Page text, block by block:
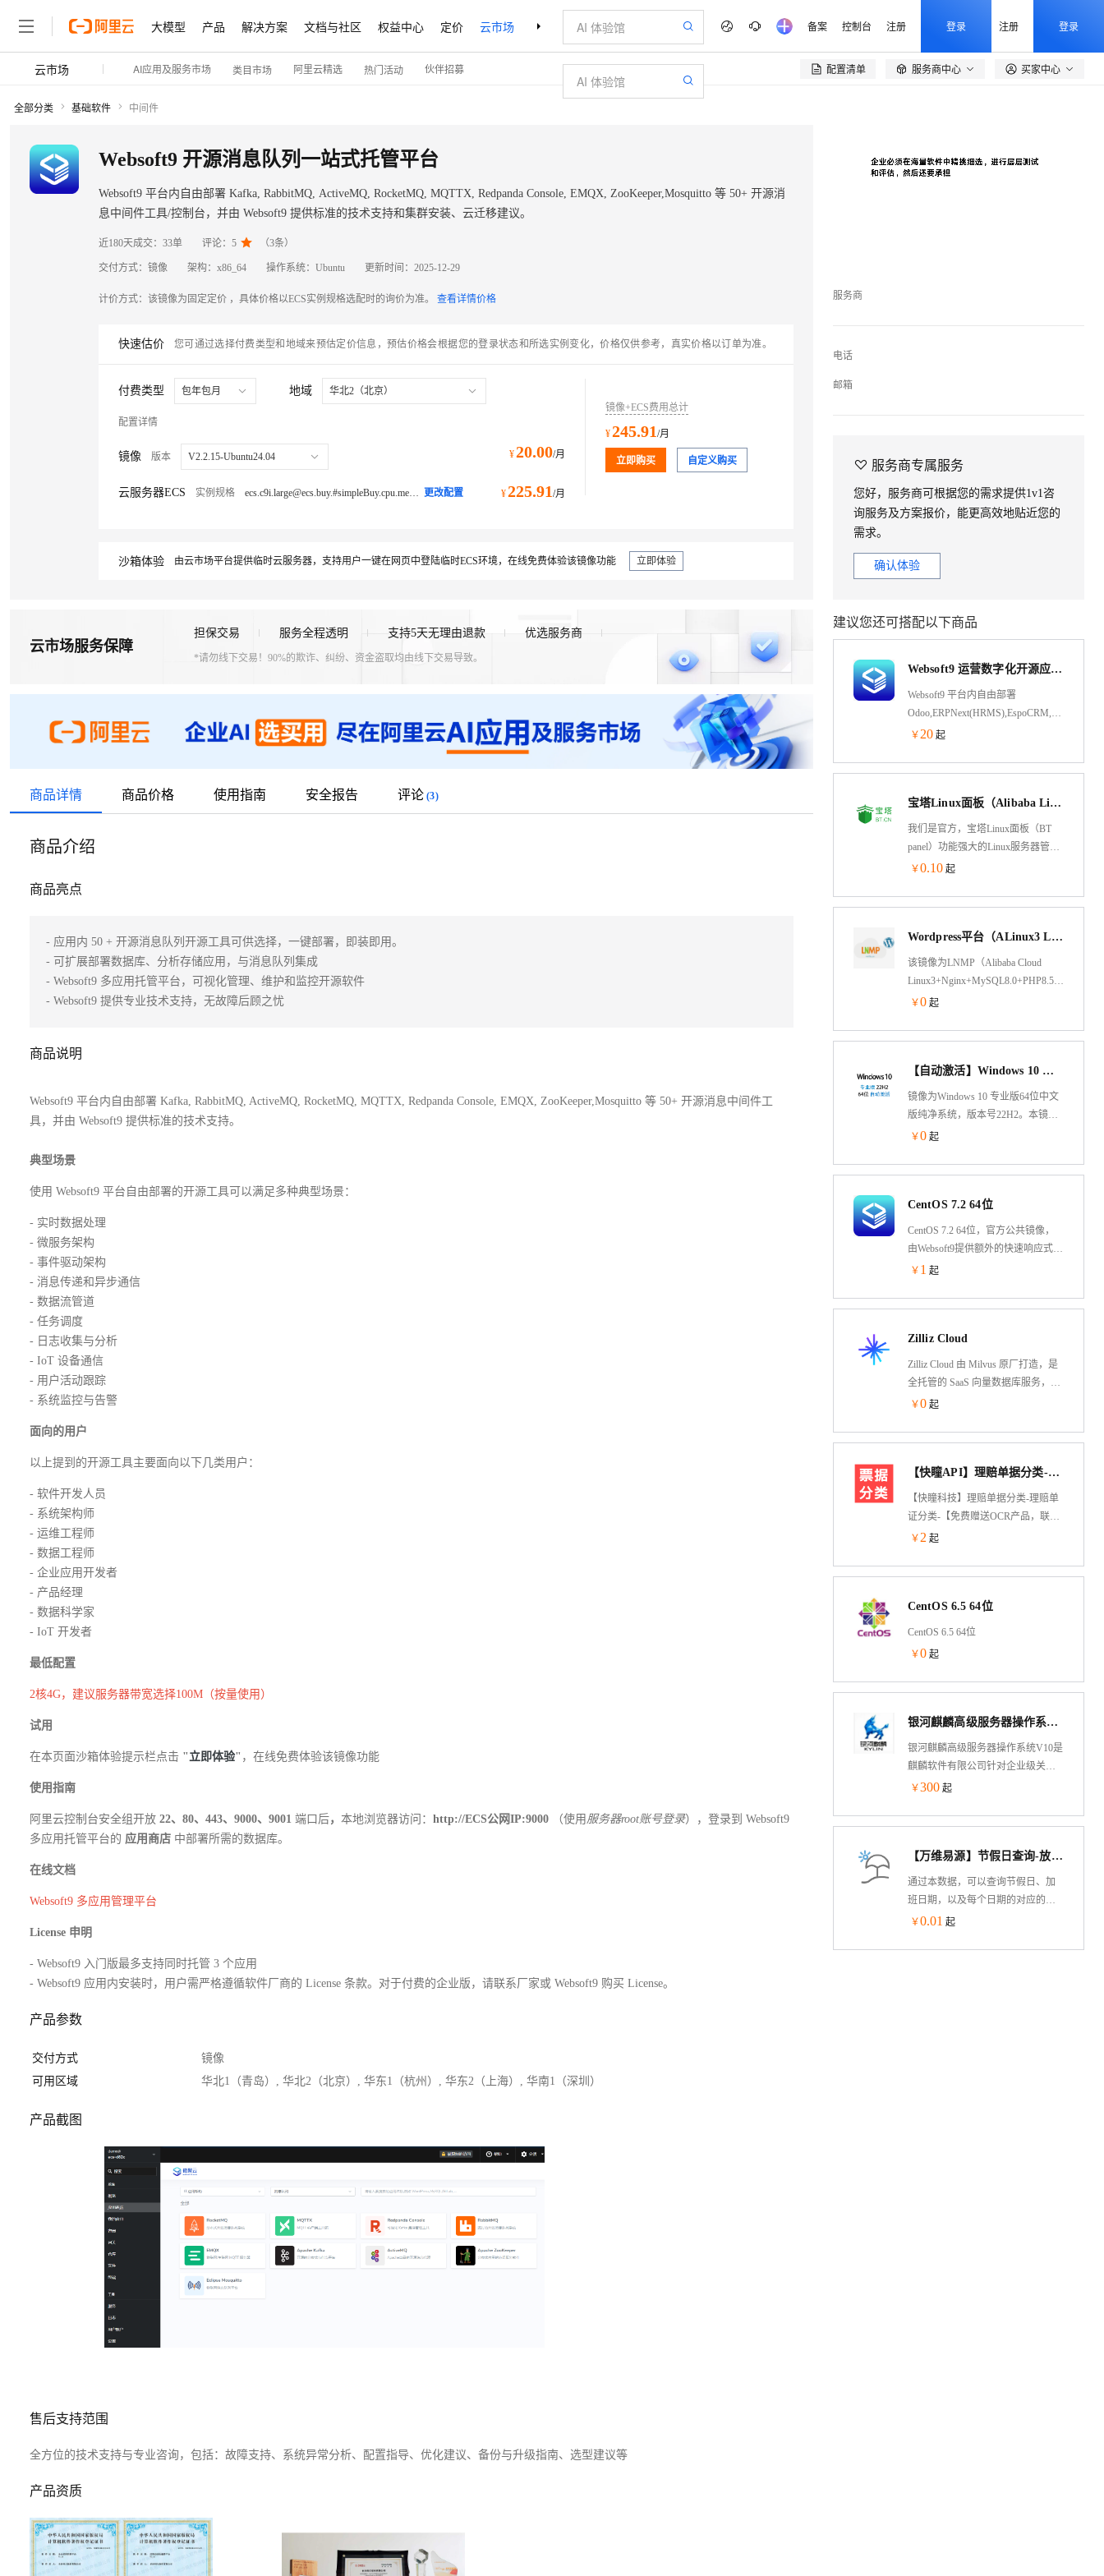
大模型 产品 解决方案 文档与社区 权益中心 定价 云市场 合作伙伴 支持与服务 了解阿里云 备案 控制台 注册 登录 注册 登录
云市场 AI应用及服务市场 类目市场 阿里云精选 热门活动 伙伴招募 配置清单  服务商中心 买家中心
全部分类 基础软件 中间件
Websoft9 开源消息队列一站式托管平台
Websoft9 平台内自由部署 Kafka, RabbitMQ, ActiveMQ, RocketMQ, MQTTX, Redpanda Console, EMQX, ZooKeeper,Mosquitto 等 50+ 开源消
息中间件工具/控制台，并由 Websoft9 提供标准的技术支持和集群安装、云迁移建议。
近180天成交： 33单 评论： 5  （3条）
交付方式： 镜像 架构： x86_64 操作系统： Ubuntu 更新时间： 2025-12-29
计价方式： 该镜像为固定定价 ，具体价格以ECS实例规格选配时的询价为准。 查看详情价格
快速估价 您可通过选择付费类型和地域来预估定价信息，预估价格会根据您的登录状态和所选实例变化，价格仅供参考，真实价格以订单为准。
付费类型 包年包月 地域 华北2（北京）
配置详情
镜像 版本 V2.2.15-Ubuntu24.04 ¥20.00/月
云服务器ECS 实例规格 ecs.c9i.large@ecs.buy.#simpleBuy.cpu.memory计算型 c9i 更改配置 ¥225.91 /月
镜像+ECS费用总计
¥245.91 /月
立即购买 自定义购买
沙箱体验 由云市场平台提供临时云服务器，支持用户一键在网页中登陆临时ECS环境，在线免费体验该镜像功能 立即体验
云市场服务保障
担保交易 服务全程透明 支持5天无理由退款 优选服务商
*请勿线下交易！90%的欺诈、纠纷、资金盗取均由线下交易导致。
商品详情 商品价格 使用指南 安全报告 评论 (3)
商品介绍
商品亮点
- 应用内 50 + 开源消息队列开源工具可供选择，一键部署，即装即用。
- 可扩展部署数据库、分析存储应用，与消息队列集成
- Websoft9 多应用托管平台，可视化管理、维护和监控开源软件
- Websoft9 提供专业技术支持，无故障后顾之忧
商品说明
Websoft9 平台内自由部署 Kafka, RabbitMQ, ActiveMQ, RocketMQ, MQTTX, Redpanda Console, EMQX, ZooKeeper,Mosquitto 等 50+ 开源消息中间件工
具，并由 Websoft9 提供标准的技术支持。
典型场景
使用 Websoft9 平台自由部署的开源工具可以满足多种典型场景：
- 实时数据处理
- 微服务架构
- 事件驱动架构
- 消息传递和异步通信
- 数据流管道
- 任务调度
- 日志收集与分析
- IoT 设备通信
- 用户活动跟踪
- 系统监控与告警
面向的用户
以上提到的开源工具主要面向以下几类用户：
- 软件开发人员
- 系统架构师
- 运维工程师
- 数据工程师
- 企业应用开发者
- 产品经理
- 数据科学家
- IoT 开发者
最低配置
2核4G，建议服务器带宽选择100M（按量使用）
试用
在本页面沙箱体验提示栏点击 "立即体验" ，在线免费体验该镜像功能
使用指南
阿里云控制台安全组开放 22、80、443、9000、9001 端口后， 本地浏览器访问： http://ECS公网IP:9000 （使用 服务器root账号登录），登录到 Websoft9
多应用托管平台的 应用商店 中部署所需的数据库。
在线文档
Websoft9 多应用管理平台
License 申明
- Websoft9 入门版最多支持同时托管 3 个应用
- Websoft9 应用内安装时，用户需严格遵循软件厂商的 License 条款。对于付费的企业版，请联系厂家或 Websoft9 购买 License。
产品参数
交付方式
镜像
可用区域
华北1（青岛）, 华北2（北京）, 华东1（杭州）, 华东2（上海）, 华南1（深圳）
产品截图
售后支持范围
全方位的技术支持与专业咨询，包括：故障支持、系统异常分析、配置指导、优化建议、备份与升级指南、选型建议等
产品资质
服务商
电话
邮箱
 服务商专属服务
您好，服务商可根据您的需求提供1v1咨
询服务及方案报价，能更高效地贴近您的
需求。
确认体验
建议您还可搭配以下商品
Websoft9 运营数字化开源应用汇聚平台（入门版）Odoo/ERPNext+HRMS
Websoft9 平台内自由部署
等 300+开源工具，包含企业管理、
￥ 20 起
宝塔Linux面板（Alibaba Linux3操作系统/LAMP/LNMP/Java/Node/服务器管理/BT Panel）
我们是官方，宝塔Linux面板（BT
panel）功能强大的Linux服务器管理
软件，一键部署：
Alibaba Cloud Linux
3/Centos/Debian/Ubuntu。专注于服务
注册用户使用宝塔，持续更新维护8
年，值得信赖
￥0.10 起
Wordpress平台（ALinux3 LNMP PHP）
该镜像为LNMP（Alibaba Cloud
Linux3+Nginx+MySQL8.0+PHP8.5）
架构，jemalloc优化内存管理，脚本
￥0 起
【自动激活】Windows 10 专业版 中文稳定版 2026年7月更新 v22H2 64位win10
镜像为Windows 10 专业版64位中文
版纯净系统，版本号22H2。本镜像
为Win10自动激活版本，该Windows
更加稳定。
￥0 起
CentOS 7.2 64位
CentOS 7.2 64位，官方公共镜像，
由Websoft9提供额外的快速响应式技
术支持
￥ 1 起
Zilliz Cloud
Zilliz Cloud 由 Milvus 原厂打造，是
全托管的 SaaS 向量数据库服务，提
供深度优化、开箱即用的 Milvus 体
提供运维、优化及综合支持。
￥0 起
【快瞳API】理赔单据分类-理赔单证分类-医疗票据分类-理赔报销分类-卡证分类_医保单证分类-单据分拣-发票...
【快瞳科技】理赔单据分类-理赔单
证分类-【免费赠送OCR产品，联系
客服领取】医疗票据分类-理赔报销
票、电子票、理赔申请单、结算
单、清单、出院小结、增值税发
照、病案首页、检验化验单、检查
报告单、诊断证明住院清单、门诊
存折、结婚证、意外证明、事故证
类。支持私有化部署【联系客服】
【支持保险理赔/医保报销OCR全流
程方案，联系客服领取...
￥ 2 起
CentOS 6.5 64位
CentOS 6.5 64位
￥0 起
银河麒麟高级服务器操作系统（X86版）V10
银河麒麟高级服务器操作系统V10是
麒麟软件有限公司针对企业级关键
业务，适应虚拟化、云计算、大数
制的提供内生本质安全、云原生支
持、自主平台深入优化、高性能、
易管理的新一代自主服务器操作系
￥300 起
【万维易源】节假日查询-放假查询-节日调休-国家法定节假日查询接口
通过本数据，可以查询节假日、加
班日期，以及每个日期的对应的国
际日和我国传统节日的简介。广泛
￥0.01 起